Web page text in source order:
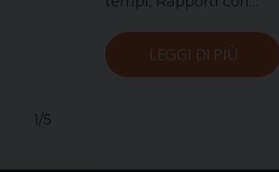
LEGGI DI PIÙ
1/5